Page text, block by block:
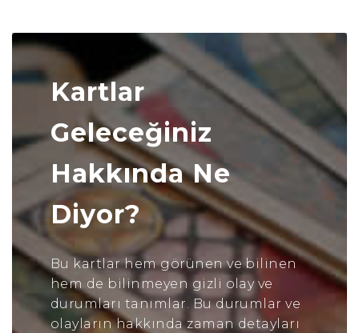
Kartlar
Geleceğiniz
Hakkında Ne
Diyor?
Bu kartlar hem görünen ve bilinen
hem de bilinmeyen gizli olay ve
durumları tanımlar. Bu durumlar ve
olayların hakkında zaman detayları